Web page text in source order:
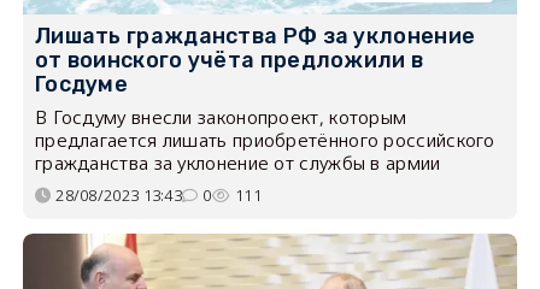
Лишать гражданства РФ за уклонение
от воинского учёта предложили в
Госдуме
В Госдуму внесли законопроект, которым
предлагается лишать приобретённого российского
гражданства за уклонение от службы в армии
28/08/2023 13:43 0 111